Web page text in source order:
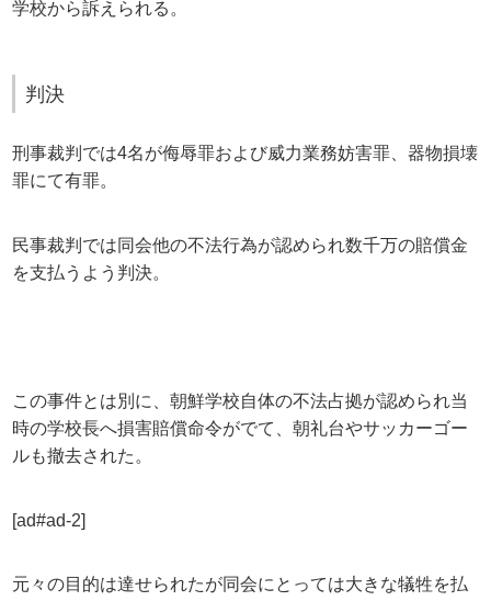
学校から訴えられる。
判決
刑事裁判では4名が侮辱罪および威力業務妨害罪、器物損壊
罪にて有罪。
民事裁判では同会他の不法行為が認められ数千万の賠償金
を支払うよう判決。
この事件とは別に、朝鮮学校自体の不法占拠が認められ当
時の学校長へ損害賠償命令がでて、朝礼台やサッカーゴー
ルも撤去された。
[ad#ad-2]
元々の目的は達せられたが同会にとっては大きな犠牲を払